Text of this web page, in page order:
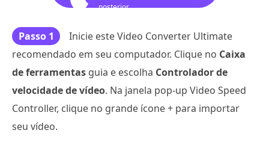
posterior
Passo 1
Inicie este Video Converter Ultimate
recomendado em seu computador. Clique no Caixa
de ferramentas guia e escolha Controlador de
velocidade de vídeo. Na janela pop-up Video Speed
Controller, clique no grande ícone + para importar
seu vídeo.